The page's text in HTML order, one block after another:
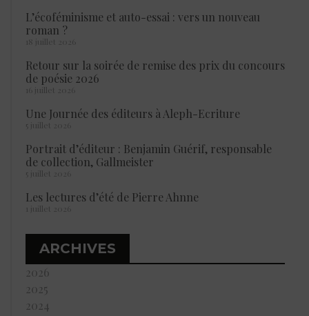
L’écoféminisme et auto-essai : vers un nouveau
roman ?
18 juillet 2026
Retour sur la soirée de remise des prix du concours
de poésie 2026
16 juillet 2026
Une Journée des éditeurs à Aleph-Ecriture
5 juillet 2026
Portrait d’éditeur : Benjamin Guérif, responsable
de collection, Gallmeister
5 juillet 2026
Les lectures d’été de Pierre Ahnne
1 juillet 2026
ARCHIVES
2026
2025
2024